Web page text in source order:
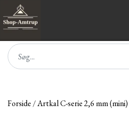
Forside Artkal C-serie 2,6 mm (mini)